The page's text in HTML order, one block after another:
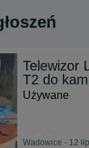
Telewizor
T2 do
Używane
Wadowice - 12